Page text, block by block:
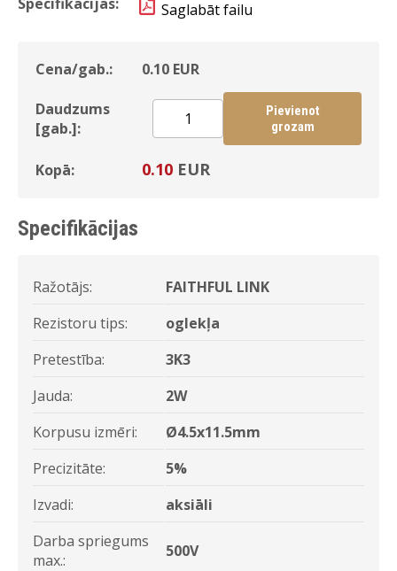
Saglabāt failu
Cena/gab.: 0.10 EUR
Daudzums
[gab.]:
Pievienot
grozam
Kopā: 0.10 EUR
Specifikācijas
Ražotājs:
FAITHFUL LINK
Rezistoru tips:
oglekļa
Pretestība:
3K3
Jauda:
2W
Korpusu izmēri:
Ø4.5x11.5mm
Precizitāte:
5%
Izvadi:
aksiāli
Darba spriegums
max.:
500V